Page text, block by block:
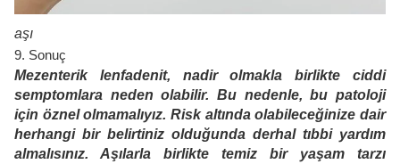
aşı
9. Sonuç
Mezenterik lenfadenit, nadir olmakla birlikte ciddi
semptomlara neden olabilir. Bu nedenle, bu patoloji
için öznel olmamalıyız. Risk altında olabileceğinize dair
herhangi bir belirtiniz olduğunda derhal tıbbi yardım
almalısınız. Aşılarla birlikte temiz bir yaşam tarzı